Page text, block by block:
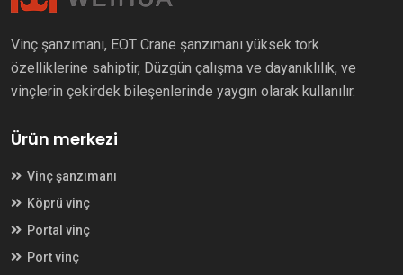
Vinç şanzımanı, EOT Crane şanzımanı yüksek tork
özelliklerine sahiptir, Düzgün çalışma ve dayanıklılık, ve
vinçlerin çekirdek bileşenlerinde yaygın olarak kullanılır.
Ürün merkezi
Vinç şanzımanı
Köprü vinç
Portal vinç
Port vinç